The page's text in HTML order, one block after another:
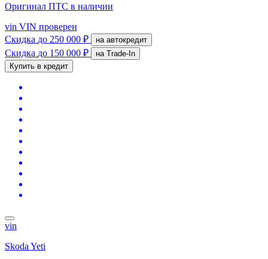
Оригинал ПТС в наличии
vin VIN проверен
Скидка до 250 000 ₽ на автокредит
Скидка до 150 000 ₽
на Trade-In
Купить в кредит
vin
Skoda Yeti